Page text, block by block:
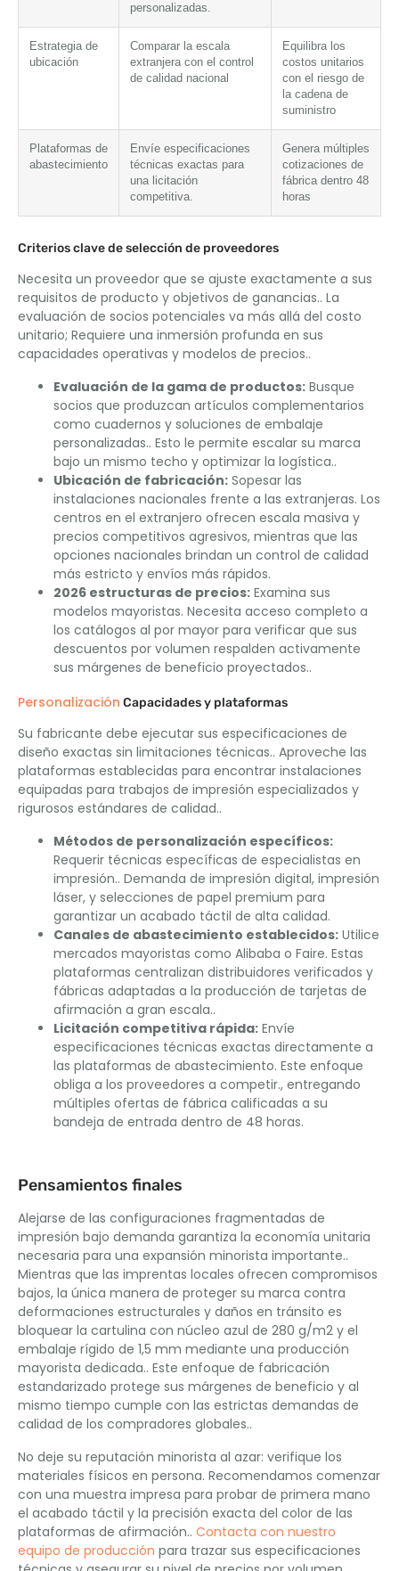
personalizadas.
Estrategia de
ubicación
Comparar la escala
extranjera con el control
de calidad nacional
Equilibra los
costos unitarios
con el riesgo de
la cadena de
suministro
Plataformas de
abastecimiento
Envíe especificaciones
técnicas exactas para
una licitación
competitiva.
Genera múltiples
cotizaciones de
fábrica dentro 48
horas
Criterios clave de selección de proveedores
Necesita un proveedor que se ajuste exactamente a sus
requisitos de producto y objetivos de ganancias.. La
evaluación de socios potenciales va más allá del costo
unitario; Requiere una inmersión profunda en sus
capacidades operativas y modelos de precios..
Evaluación de la gama de productos: Busque
socios que produzcan artículos complementarios
como cuadernos y soluciones de embalaje
personalizadas.. Esto le permite escalar su marca
bajo un mismo techo y optimizar la logística..
Ubicación de fabricación: Sopesar las
instalaciones nacionales frente a las extranjeras. Los
centros en el extranjero ofrecen escala masiva y
precios competitivos agresivos, mientras que las
opciones nacionales brindan un control de calidad
más estricto y envíos más rápidos.
2026 estructuras de precios: Examina sus
modelos mayoristas. Necesita acceso completo a
los catálogos al por mayor para verificar que sus
descuentos por volumen respalden activamente
sus márgenes de beneficio proyectados..
Personalización Capacidades y plataformas
Su fabricante debe ejecutar sus especificaciones de
diseño exactas sin limitaciones técnicas.. Aproveche las
plataformas establecidas para encontrar instalaciones
equipadas para trabajos de impresión especializados y
rigurosos estándares de calidad..
Métodos de personalización específicos:
Requerir técnicas específicas de especialistas en
impresión.. Demanda de impresión digital, impresión
láser, y selecciones de papel premium para
garantizar un acabado táctil de alta calidad.
Canales de abastecimiento establecidos: Utilice
mercados mayoristas como Alibaba o Faire. Estas
plataformas centralizan distribuidores verificados y
fábricas adaptadas a la producción de tarjetas de
afirmación a gran escala..
Licitación competitiva rápida: Envíe
especificaciones técnicas exactas directamente a
las plataformas de abastecimiento. Este enfoque
obliga a los proveedores a competir., entregando
múltiples ofertas de fábrica calificadas a su
bandeja de entrada dentro de 48 horas.
Pensamientos finales
Alejarse de las configuraciones fragmentadas de
impresión bajo demanda garantiza la economía unitaria
necesaria para una expansión minorista importante..
Mientras que las imprentas locales ofrecen compromisos
bajos, la única manera de proteger su marca contra
deformaciones estructurales y daños en tránsito es
bloquear la cartulina con núcleo azul de 280 g/m2 y el
embalaje rígido de 1,5 mm mediante una producción
mayorista dedicada.. Este enfoque de fabricación
estandarizado protege sus márgenes de beneficio y al
mismo tiempo cumple con las estrictas demandas de
calidad de los compradores globales..
No deje su reputación minorista al azar: verifique los
materiales físicos en persona. Recomendamos comenzar
con una muestra impresa para probar de primera mano
el acabado táctil y la precisión exacta del color de las
plataformas de afirmación.. Contacta con nuestro
equipo de producción para trazar sus especificaciones